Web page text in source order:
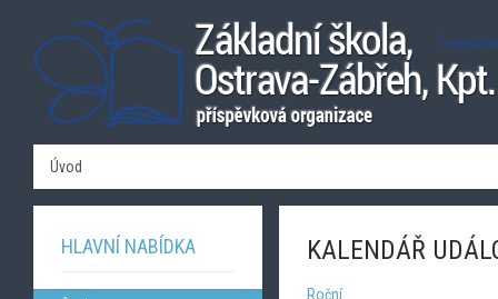
Úvod
KALENDÁŘ
Roční
HLAVNÍ NABÍDKA